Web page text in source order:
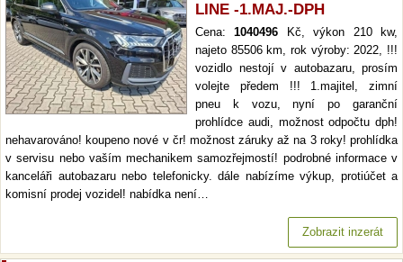
LINE -1.MAJ.-DPH
Cena:1040496 Kč, výkon 210 kw,
najeto 85506 km, rok výroby: 2022, !!!
vozidlo nestojí v autobazaru, prosím
volejte předem !!! 1.majitel, zimní
pneu k vozu, nyní po garanční
prohlídce audi, možnost odpočtu dph!
nehavarováno! koupeno nové v čr! možnost záruky až na 3 roky! prohlídka
v servisu nebo vaším mechanikem samozřejmostí! podrobné informace v
kanceláři autobazaru nebo telefonicky. dále nabízíme výkup, protiúčet a
komisní prodej vozidel! nabídka není…
Zobrazit inzerát